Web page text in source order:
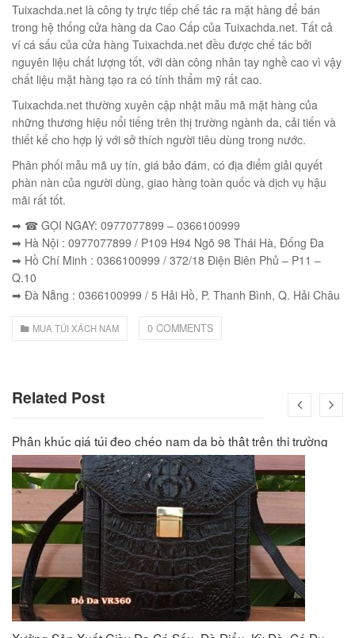
Tuixachda.net là công ty trực tiếp chế tác ra mặt hàng để bán
trong hệ thống cửa hàng da Cao Cấp của Tuixachda.net. Tất cả
ví cá sấu của cửa hàng Tuixachda.net đều được chế tác bởi
nguyên liệu chất lượng tốt, với dàn công nhân tay nghề cao vì vậy
chất liệu mặt hàng tạo ra có tính thẩm mỹ rất cao.
Tuixachda.net thường xuyên cập nhật mẫu mã mặt hàng của
những thương hiệu nổi tiếng trên thị trường ngành da, cải tiến và
thiết kế cho hợp lý với sở thích người tiêu dùng trong nước.
Phân phối mẫu mã uy tín, giá bảo đám, có địa điểm giải quyết
phàn nàn của người dùng, giao hàng toàn quốc và dịch vụ hậu
mãi rất tốt.
➡ ☎ GỌI NGAY: 0977077899 – 0366100999
➡ Hà Nội : 0977077899 / P109 H94 Ngõ 98 Thái Hà, Đống Đa
➡ Hồ Chí Minh : 0366100999 / 372/18 Điện Biên Phủ – P11 –
Q.10
➡ Đà Nẵng : 0366100999 / 5 Hải Hồ, P. Thanh Bình, Q. Hải Châu
MUA TÚI XÁCH NAM 0 COMMENTS
Related Post
Phân khúc giá túi đeo chéo nam da bò thật trên thị trường